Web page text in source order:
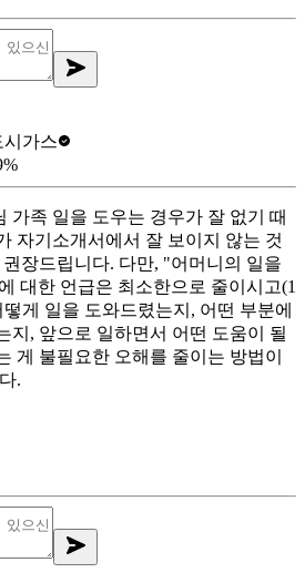
시가스
%
가족 일을 도우는 경우가 잘 없기 때
자기소개서에서 잘 보이지 않는 것
장드립니다. 다만, "어머니의 일을
대한 언급은 최소한으로 줄이시고(1
게 일을 도와드렸는지, 어떤 부분에
지, 앞으로 일하면서 어떤 도움이 될
게 불필요한 오해를 줄이는 방법이
.